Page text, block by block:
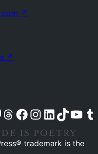
↗
↗
accountaccount
Visit our Threads account
Visit our Facebook pageVisit our Instagram account
Visit our LinkedIn account
Visit our TikTok account
Visit our YouTube
Visit
trademark is the